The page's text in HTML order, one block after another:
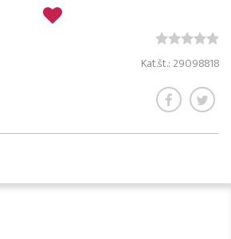
Kat.št.: 29098818